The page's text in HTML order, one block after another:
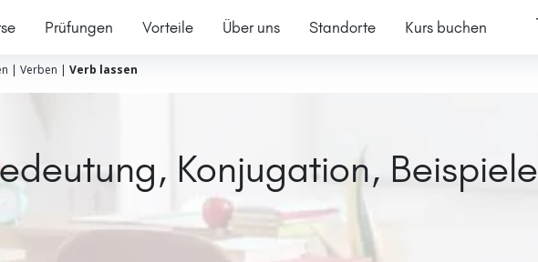
Prüfungen Vorteile Über uns Standorte Kurs buchen
| Verben | Verb lassen
Konjugation, Beispiele